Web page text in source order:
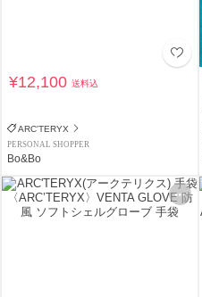
¥12,100送料込
ARC'TERYX
PERSONAL SHOPPER
Bo&Bo